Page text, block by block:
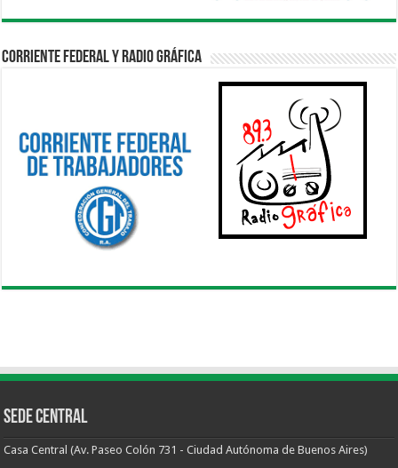
Corriente Federal y Radio Gráfica
Sede Central
Casa Central (Av. Paseo Colón 731 - Ciudad Autónoma de Buenos Aires)